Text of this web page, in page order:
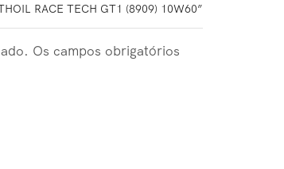
RACE TECH GT1 (8909) 10W60”
Os campos obrigatórios